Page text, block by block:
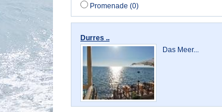
Promenade (0)
Durres ..
Das Meer...